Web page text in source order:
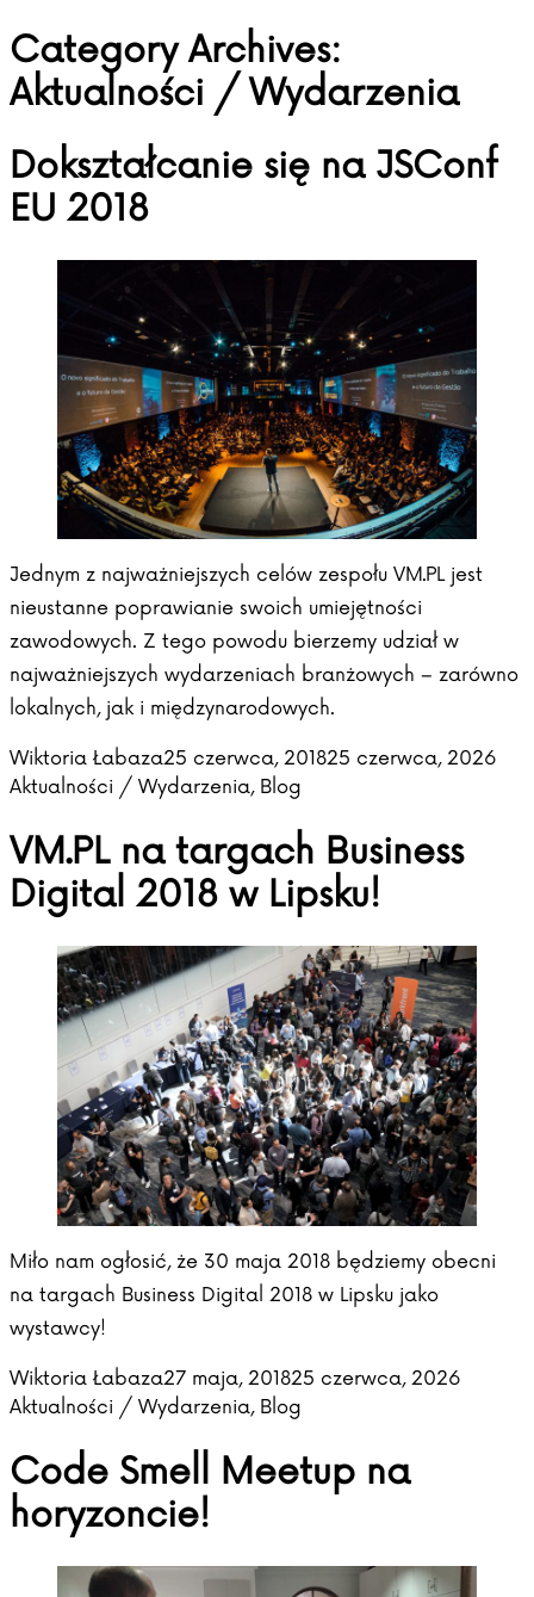
Skip to content
Category Archives:
Aktualności / Wydarzenia
Dokształcanie się na JSConf
EU 2018
Jednym z najważniejszych celów zespołu VM.PL jest
nieustanne poprawianie swoich umiejętności
zawodowych. Z tego powodu bierzemy udział w
najważniejszych wydarzeniach branżowych – zarówno
lokalnych, jak i międzynarodowych.
Posted by
Wiktoria Łabaza25 czerwca, 201825 czerwca, 2026
Aktualności / Wydarzenia, Blog
VM.PL na targach Business
Digital 2018 w Lipsku!
Miło nam ogłosić, że 30 maja 2018 będziemy obecni
na targach Business Digital 2018 w Lipsku jako
wystawcy!
Posted by
Wiktoria Łabaza27 maja, 201825 czerwca, 2026
Aktualności / Wydarzenia, Blog
Code Smell Meetup na
horyzoncie!